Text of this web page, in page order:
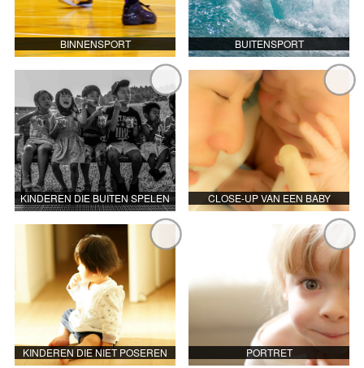
BINNENSPORT BUITENSPORT
KINDEREN DIE BUITEN SPELEN CLOSE-UP VAN EEN BABY
KINDEREN DIE NIET POSEREN PORTRET